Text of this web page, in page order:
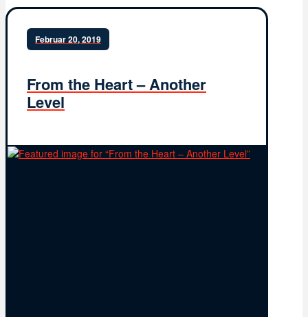
Februar 20, 2019
From the Heart – Another
Level